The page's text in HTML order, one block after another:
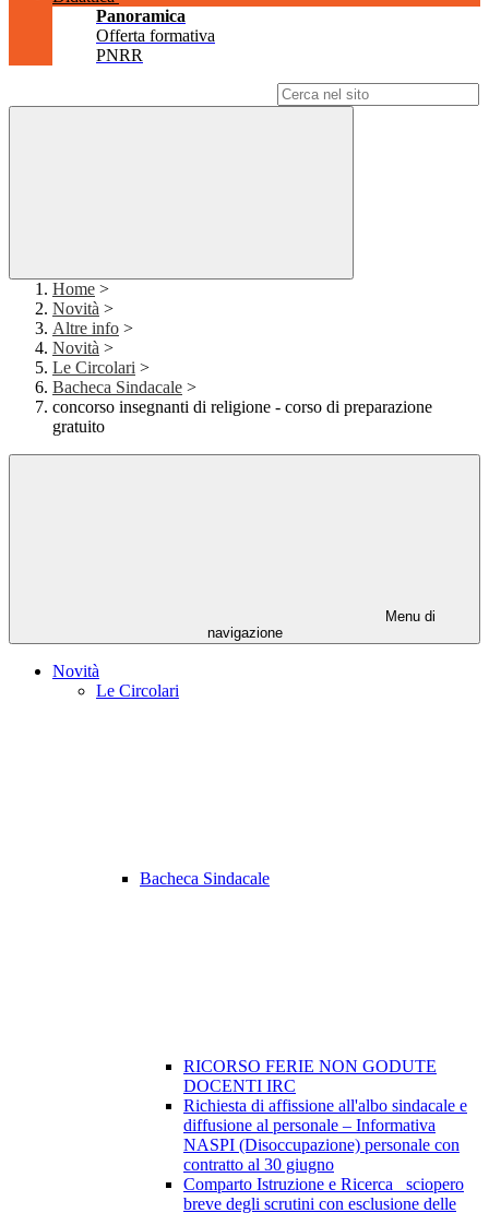
Panoramica
Offerta formativa
PNRR
Home >
Novità >
Altre info >
Novità >
Le Circolari >
Bacheca Sindacale >
concorso insegnanti di religione - corso di preparazione
gratuito
Menu di
navigazione
Novità
Le Circolari
Bacheca Sindacale
RICORSO FERIE NON GODUTE
DOCENTI IRC
Richiesta di affissione all'albo sindacale e
diffusione al personale – Informativa
NASPI (Disoccupazione) personale con
contratto al 30 giugno
Comparto Istruzione e Ricerca_ sciopero
breve degli scrutini con esclusione delle